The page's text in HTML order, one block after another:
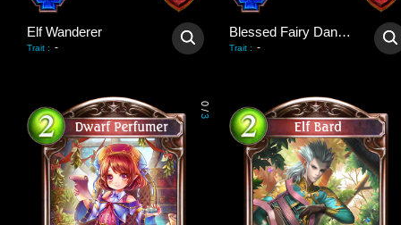
Elf Wanderer
Trait : -
Blessed Fairy Dancer
Trait : -
0
/
3